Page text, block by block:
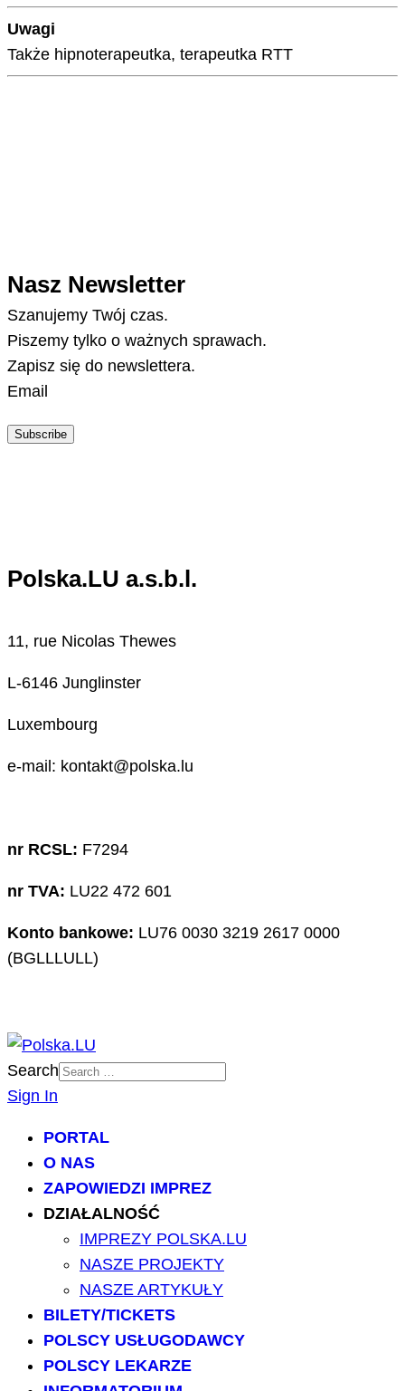
Uwagi
Także hipnoterapeutka, terapeutka RTT
Nasz Newsletter
Szanujemy Twój czas.
Piszemy tylko o ważnych sprawach.
Zapisz się do newslettera.
Email
Subscribe
Polska.LU a.s.b.l.
11, rue Nicolas Thewes
L-6146 Junglinster
Luxembourg
e-mail: kontakt@polska.lu
nr RCSL: F7294
nr TVA: LU22 472 601
Konto bankowe: LU76 0030 3219 2617 0000
(BGLLLULL)
Search
Sign In
PORTAL
O NAS
ZAPOWIEDZI IMPREZ
DZIAŁALNOŚĆ
IMPREZY POLSKA.LU
NASZE PROJEKTY
NASZE ARTYKUŁY
BILETY/TICKETS
POLSCY USŁUGODAWCY
POLSCY LEKARZE